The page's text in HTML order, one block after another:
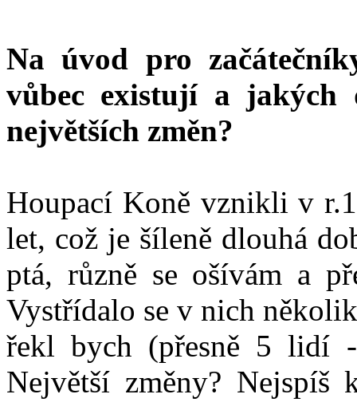
Na úvod pro
vůbec existují a jakých
největších změn?
Houpací Koně vznikli v
let, což je šíleně dlouhá
ptá, různě se ošívám a
Vystřídalo se v nich
řekl bych (přesně 5 lidí
Největší změny? Nejspíš